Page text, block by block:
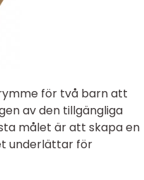
för två barn att
av den tillgängliga
målet är att skapa en
underlättar för